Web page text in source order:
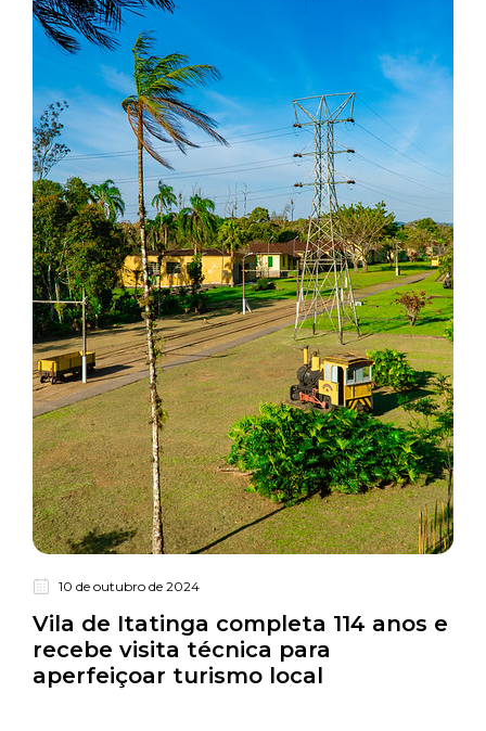
10 de outubro de 2024
Vila de Itatinga completa 114 anos e
recebe visita técnica para
aperfeiçoar turismo local